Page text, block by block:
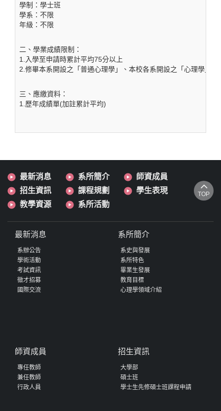
學制：學士班
學系：不限
年級：不限
二、學業成績限制：
1.入學至申請時累計平均75分以上
2.修畢本系開設之「普通心理學」、本校各系開設之「心理學」
三、應繳資料：
1.歷年成績單(加註累計平均)
最新消息 系所簡介
師資成員
招生資訊
課程規劃
學生表現
教學資源
系所活動
TOP
最新消息
系辦公告
學術活動
考試資訊
徵才招募
國際交流
系所簡介
系史與發展
系所特色
畢業生發展
教育目標
心理學領域介紹
師資成員
專任教師
兼任教師
行政人員
招生資訊
大學部
碩士班
學士生先修碩士班課程申請